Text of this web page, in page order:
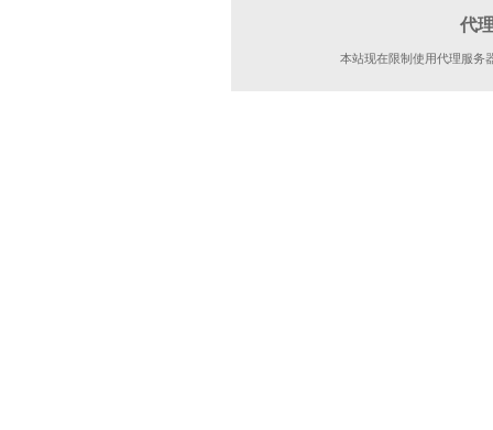
代
本站现在限制使用代理服务